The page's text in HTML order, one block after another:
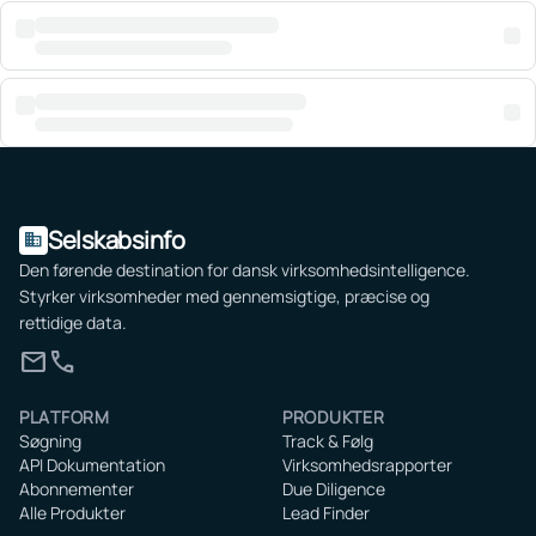
domain Selskabsinfo
Den førende destination for dansk virksomhedsintelligence.
Styrker virksomheder med gennemsigtige, præcise og
rettidige data.
mailcall
PLATFORM
Søgning
API Dokumentation
Abonnementer
Alle Produkter
PRODUKTER
Track & Følg
Virksomhedsrapporter
Due Diligence
Lead Finder